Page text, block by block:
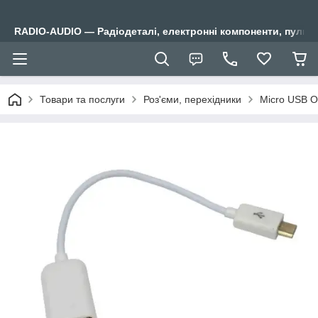
RADIO-AUDIO — Радіодеталі, електронні компоненти,
Товари та послуги Роз'єми, перехідники Micro USB